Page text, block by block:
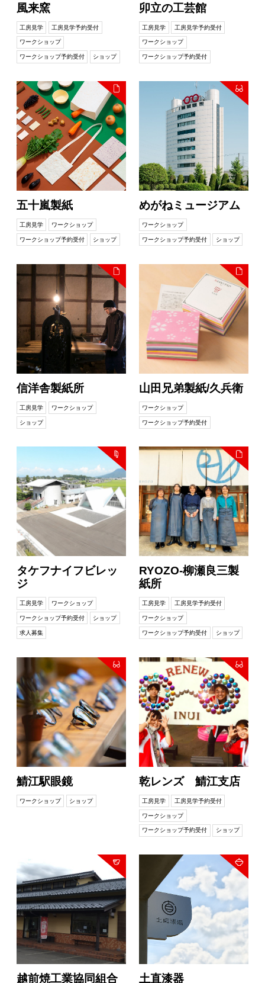
風来窯
工房見学 工房見学予約受付
ワークショップ
ワークショップ予約受付 ショップ
卯立の工芸館
工房見学 工房見学予約受付
ワークショップ
ワークショップ予約受付
五十嵐製紙
工房見学 ワークショップ
ワークショップ予約受付 ショップ
めがねミュージアム
ワークショップ
ワークショップ予約受付 ショップ
信洋舎製紙所
工房見学 ワークショップ
ショップ
山田兄弟製紙/久兵衛
ワークショップ
ワークショップ予約受付
タケフナイフビレッ
ジ
工房見学 ワークショップ
ワークショップ予約受付 ショップ
求人募集
RYOZO-柳瀬良三製
紙所
工房見学 工房見学予約受付
ワークショップ
ワークショップ予約受付 ショップ
鯖江駅眼鏡
ワークショップ ショップ
乾レンズ 鯖江支店
工房見学 工房見学予約受付
ワークショップ
ワークショップ予約受付 ショップ
越前焼工業協同組合 土直漆器